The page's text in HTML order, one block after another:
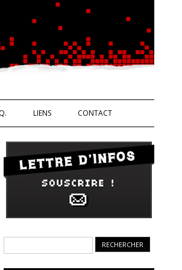
LIENS CONTACT